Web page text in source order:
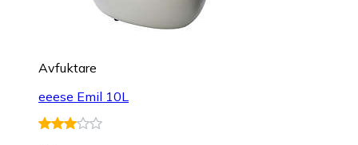
Avfuktare
eeese Emil 10L